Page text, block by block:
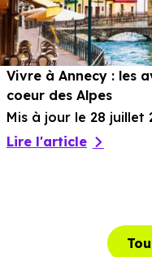
Vivre à Annecy : les
coeur des Alpes
Mis à jour le 28 juillet
Lire l'article